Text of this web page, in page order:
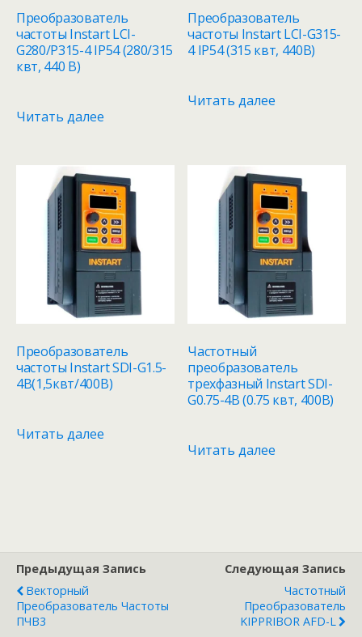
Преобразователь
частоты Instart LCI-
G280/P315-4 IP54 (280/315
квт, 440 В)
Читать далее
Преобразователь
частоты Instart LCI-G315-
4 IP54 (315 квт, 440В)
Читать далее
Преобразователь
частоты Instart SDI-G1.5-
4B(1,5квт/400В)
Читать далее
Частотный
преобразователь
трехфазный Instart SDI-
G0.75-4B (0.75 квт, 400В)
Читать далее
Предыдущая Запись
Векторный
Преобразователь Частоты
ПЧВ3
Следующая Запись
Частотный
Преобразователь
KIPPRIBOR AFD-L